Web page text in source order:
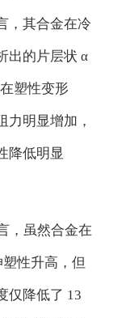
，其合金在冷
出的片层状 α
塑性变形
力明显增加，
降低明显
，虽然合金在
性升高，但
仅降低了 13